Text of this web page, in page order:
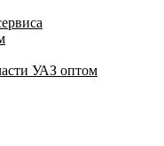
УАЗ оптом